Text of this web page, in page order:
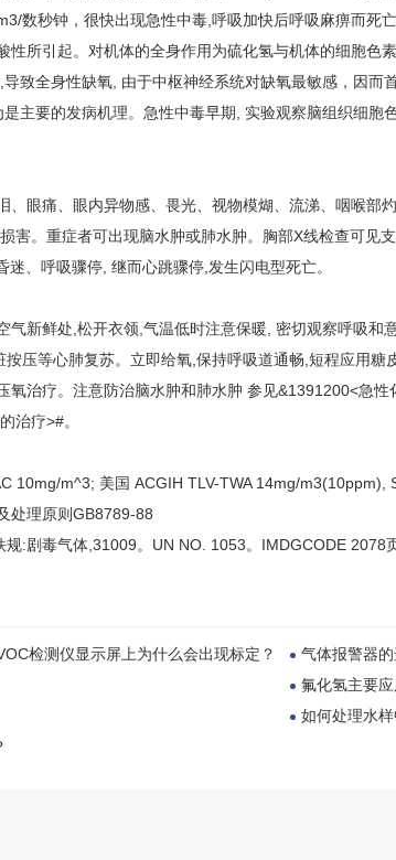
数秒钟，很快出现急性中毒,呼吸加快后呼吸麻痹而死
性所引起。对机体的全身作用为硫化氢与机体的细胞色
致全身性缺氧, 由于中枢神经系统对缺氧最敏感，因而
主要的发病机理。急性中毒早期, 实验观察脑组织细胞
、眼痛、眼内异物感、畏光、视物模煳、流涕、咽喉部
害。重症者可出现脑水肿或肺水肿。胸部X线检查可见
、呼吸骤停, 继而心跳骤停,发生闪电型死亡。
气新鲜处,松开衣领,气温低时注意保暖, 密切观察呼吸和
压等心肺复苏。立即给氧,保持呼吸道通畅,短程应用糖
氧治疗。注意防治脑水肿和肺水肿 参见&1391200<急
治疗>#。
10mg/m^3; 美国 ACGIH TLV-TWA 14mg/
处理原则GB8789-88
:剧毒气体,31009。UN NO. 1053。IMDGCODE 2078
检测仪显示屏上为什么会出现标定？
气体报警器
氟化氢主要
如何处理水